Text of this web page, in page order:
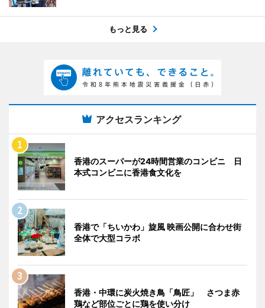
もっと見る
アクセスランキング
香港のスーパーが24時間営業のコンビニ 日
本式コンビニに香港食文化を
香港で「ちいかわ」旋風 映画公開に合わせ街
全体で大型コラボ
香港・中環に炭火焼き鳥「鳥匠」 さつま赤
鶏など部位ごとに鶏を使い分け